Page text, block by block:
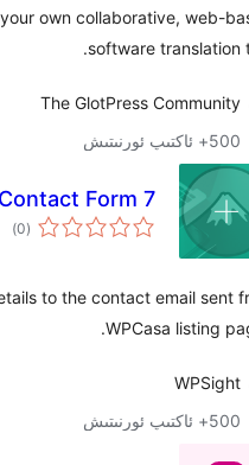
own collaborative, web-
software translation
The GlotPress Community
500+ ئاكتىپ ئورنىتىش
Form 7
(0
)
to the contact email sent
WPCasa listing
WPSight
500+ ئاكتىپ ئورنىتىش